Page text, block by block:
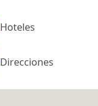
Hoteles
Direcciones